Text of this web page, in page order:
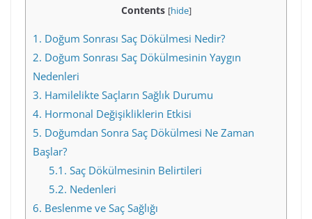
Contents [hide]
1. Doğum Sonrası Saç Dökülmesi Nedir?
2. Doğum Sonrası Saç Dökülmesinin Yaygın
Nedenleri
3. Hamilelikte Saçların Sağlık Durumu
4. Hormonal Değişikliklerin Etkisi
5. Doğumdan Sonra Saç Dökülmesi Ne Zaman
Başlar?
5.1. Saç Dökülmesinin Belirtileri
5.2. Nedenleri
6. Beslenme ve Saç Sağlığı